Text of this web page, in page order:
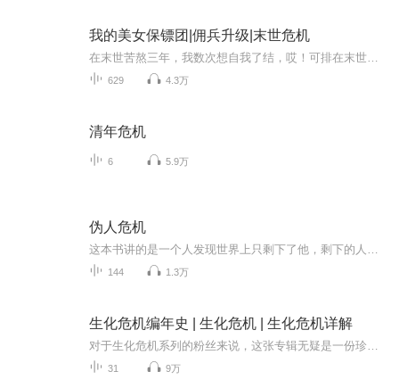
我的美女保镖团|佣兵升级|末世危机
629 4.3万
清年危机
6 5.9万
伪人危机
144 1.3万
生化危机编年史 | 生化危机 | 生化危机详解
31 9万